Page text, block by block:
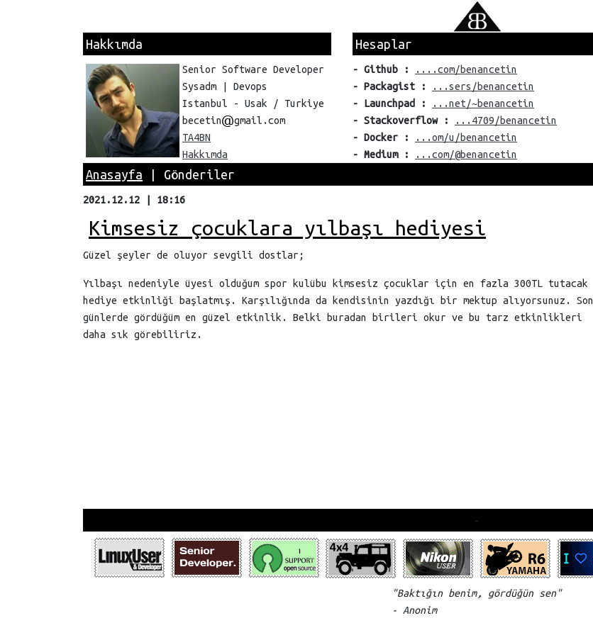
Hakkımda
Senior Software Developer
Sysadm | Devops
Istanbul - Usak / Turkiye
becetin
gmail.com
TA4BN
Hakkımda
Hesaplar
- Github :
....com/benancetin
- Packagist :
...sers/benancetin
- Launchpad :
...net/~benancetin
- Stackoverflow :
...4709/benancetin
- Docker :
...om/u/benancetin
- Medium :
...com/@benancetin
Anasayfa | Gönderiler
2021.12.12 | 18:16
Kimsesiz çocuklara yılbaşı hediyesi
Güzel şeyler de oluyor sevgili dostlar;
Yılbaşı nedeniyle üyesi olduğum spor kulübu kimsesiz çocuklar için en fazla 300TL tutacak
hediye etkinliği başlatmış. Karşılığında da kendisinin yazdığı bir mektup alıyorsunuz. Son
günlerde gördüğüm en güzel etkinlik. Belki buradan birileri okur ve bu tarz etkinlikleri
daha sık görebiliriz.
-
"Baktığın benim, gördüğün sen"
- Anonim